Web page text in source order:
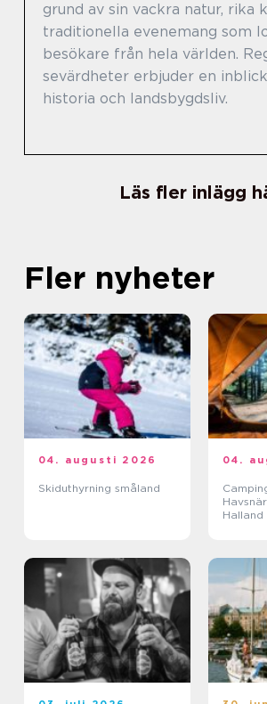
grund av sin vackra natur, rika
traditionella evenemang som
besökare från hela världen.
sevärdheter erbjuder en
historia och landsbygdsliv.
Läs fler inlägg
Fler nyheter
04. augusti 2026
Skiduthyrning småland
04.
Halland